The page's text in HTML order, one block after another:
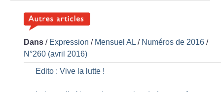
Dans / Expression / Mensuel AL / Numéros de 2016 /
N°260 (avril 2016)
Edito : Vive la lutte !